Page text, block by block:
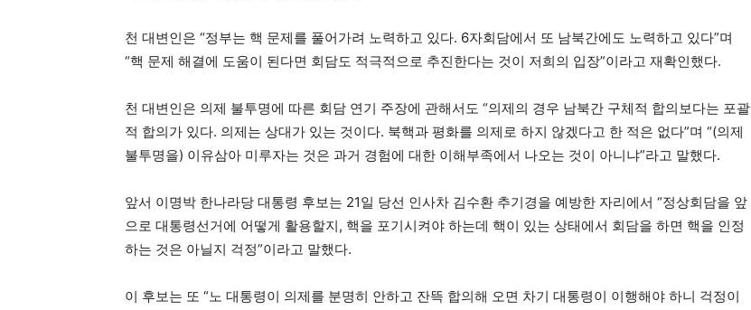
천 대변인은 “정부는 핵 문제를 풀어가려 노력하고 있다. 6자회담에서 또 남북간에도 노력하고 있다”며
“핵 문제 해결에 도움이 된다면 회담도 적극적으로 추진한다는 것이 저희의 입장”이라고 재확인했다.
천 대변인은 의제 불투명에 따른 회담 연기 주장에 관해서도 “의제의 경우 남북간 구체적 합의보다는 포괄
적 합의가 있다. 의제는 상대가 있는 것이다. 북핵과 평화를 의제로 하지 않겠다고 한 적은 없다”며 “(의제
불투명을) 이유삼아 미루자는 것은 과거 경험에 대한 이해부족에서 나오는 것이 아니냐”라고 말했다.
앞서 이명박 한나라당 대통령 후보는 21일 당선 인사차 김수환 추기경을 예방한 자리에서 “정상회담을 앞
으로 대통령선거에 어떻게 활용할지, 핵을 포기시켜야 하는데 핵이 있는 상태에서 회담을 하면 핵을 인정
하는 것은 아닐지 걱정”이라고 말했다.
이 후보는 또 “노 대통령이 의제를 분명히 안하고 잔뜩 합의해 오면 차기 대통령이 이행해야 하니 걱정이